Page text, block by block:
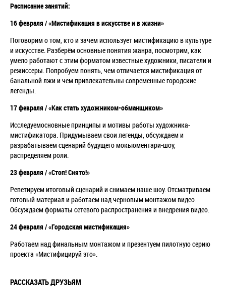
Расписание занятий:
16 февраля / «Мистификация в искусстве и в жизни»
Поговорим о том, кто и зачем использует мистификацию в культуре
и искусстве. Разберём основные понятия жанра, посмотрим, как
умело работают с этим форматом известные художники, писатели и
режиссеры. Попробуем понять, чем отличается мистификация от
банальной лжи и чем привлекательны современные городские
легенды.
17 февраля / «Как стать художником-обманщиком»
Исследуемосновные принципы и мотивы работы художника-
мистификатора. Придумываем свои легенды, обсуждаем и
разрабатываем сценарий будущего мокьюментари-шоу,
распределяем роли.
23 февраля / «Стоп! Снято!»
Репетируем итоговый сценарий и снимаем наше шоу. Отсматриваем
готовый материал и работаем над черновым монтажом видео.
Обсуждаем форматы сетевого распространения и внедрения видео.
24 февраля / «Городская мистификация»
Работаем над финальным монтажом и презентуем пилотную серию
проекта «Мистифицируй это».
РАССКАЗАТЬ ДРУЗЬЯМ